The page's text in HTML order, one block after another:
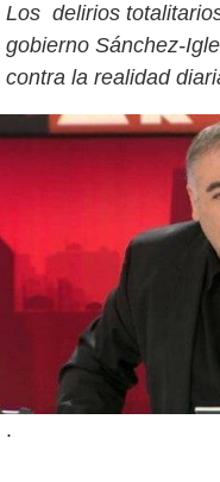
Los delirios
gobierno Sánchez-
contra la realidad
.